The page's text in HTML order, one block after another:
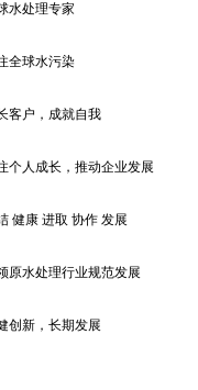
水处理专家
全球水污染
客户，成就自我
个人成长，推动企业发展
健康 进取 协作 发展
原水处理行业规范发展
创新，长期发展